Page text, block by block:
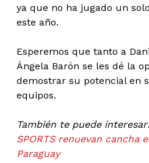
ya que no ha jugado un
este año.
Esperemos que tanto a
Ángela Barón se les dé la
demostrar su potencial en
equipos.
También te puede
SPORTS renuevan cancha
Paraguay